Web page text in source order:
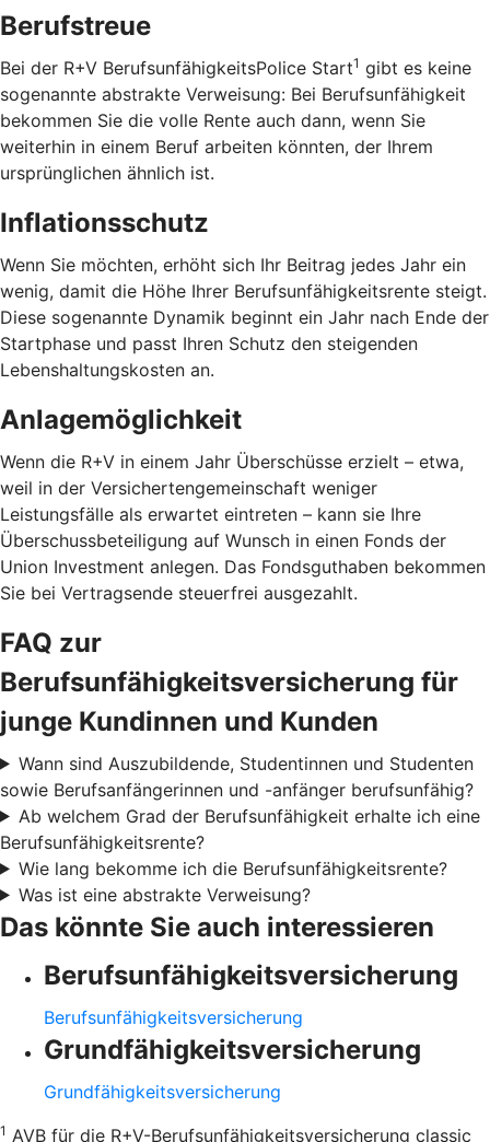
Berufstreue
Bei der R+V BerufsunfähigkeitsPolice Start1 gibt es keine
sogenannte abstrakte Verweisung: Bei Berufsunfähigkeit
bekommen Sie die volle Rente auch dann, wenn Sie
weiterhin in einem Beruf arbeiten könnten, der Ihrem
ursprünglichen ähnlich ist.
Inflationsschutz
Wenn Sie möchten, erhöht sich Ihr Beitrag jedes Jahr ein
wenig, damit die Höhe Ihrer Berufsunfähigkeitsrente steigt.
Diese sogenannte Dynamik beginnt ein Jahr nach Ende der
Startphase und passt Ihren Schutz den steigenden
Lebenshaltungskosten an.
Anlagemöglichkeit
Wenn die R+V in einem Jahr Überschüsse erzielt – etwa,
weil in der Versichertengemeinschaft weniger
Leistungsfälle als erwartet eintreten – kann sie Ihre
Überschussbeteiligung auf Wunsch in einen Fonds der
Union Investment anlegen. Das Fondsguthaben bekommen
Sie bei Vertragsende steuerfrei ausgezahlt.
FAQ zur
Berufsunfähigkeitsversicherung für
junge Kundinnen und Kunden
Wann sind Auszubildende, Studentinnen und Studenten
sowie Berufsanfängerinnen und -anfänger berufsunfähig?
Ab welchem Grad der Berufsunfähigkeit erhalte ich eine
Berufsunfähigkeitsrente?
Wie lang bekomme ich die Berufsunfähigkeitsrente?
Was ist eine abstrakte Verweisung?
Das könnte Sie auch interessieren
Berufsunfähigkeitsversicherung
Berufsunfähigkeitsversicherung
Grundfähigkeitsversicherung
Grundfähigkeitsversicherung
1 AVB für die R+V-Berufsunfähigkeitsversicherung classic